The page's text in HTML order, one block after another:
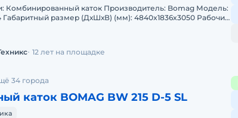
Комбинированный каток Производитель: Bomag Модель:
Габаритный размер (ДхШхВ) (мм): 4840x1836x3050 Рабочий
12 лет на площадке
34 города
каток BOMAG BW 215 D-5 SL